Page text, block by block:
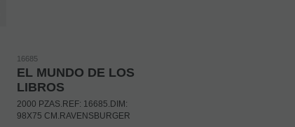
16685
EL MUNDO DE LOS
LIBROS
2000 PZAS.REF: 16685.DIM:
98X75 CM.RAVENSBURGER